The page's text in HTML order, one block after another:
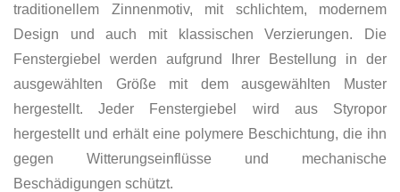
traditionellem Zinnenmotiv, mit schlichtem, modernem
Design und auch mit klassischen Verzierungen. Die
Fenstergiebel werden aufgrund Ihrer Bestellung in der
ausgewählten Größe mit dem ausgewählten Muster
hergestellt. Jeder Fenstergiebel wird aus Styropor
hergestellt und erhält eine polymere Beschichtung, die ihn
gegen Witterungseinflüsse und mechanische
Beschädigungen schützt.